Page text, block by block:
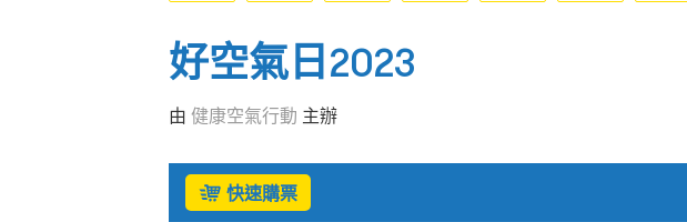
好空氣日2023
由 健康空氣行動 主辦
快速購票